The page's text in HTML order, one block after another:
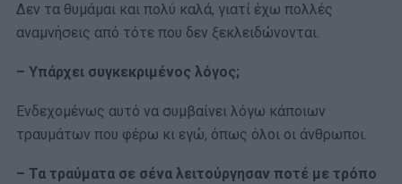
Δεν τα θυμάμαι και πολύ καλά, γιατί έχω πολλές
αναμνήσεις από τότε που δεν ξεκλειδώνονται.
– Υπάρχει συγκεκριμένος λόγος;
Ενδεχομένως αυτό να συμβαίνει λόγω κάποιων
τραυμάτων που φέρω κι εγώ, όπως όλοι οι άνθρωποι.
– Τα τραύματα σε σένα λειτούργησαν ποτέ με τρόπο